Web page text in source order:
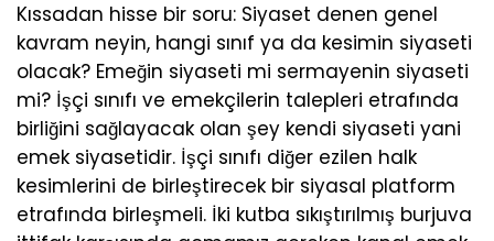
Kıssadan hisse bir soru: Siyaset denen genel
kavram neyin, hangi sınıf ya da kesimin siyaseti
olacak? Emeğin siyaseti mi sermayenin siyaseti
mi? İşçi sınıfı ve emekçilerin talepleri etrafında
birliğini sağlayacak olan şey kendi siyaseti yani
emek siyasetidir. İşçi sınıfı diğer ezilen halk
kesimlerini de birleştirecek bir siyasal platform
etrafında birleşmeli. İki kutba sıkıştırılmış burjuva